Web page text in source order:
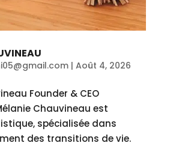
| Août 4, 2026
Founder & CEO
Chauvineau est
spécialisée dans
des transitions de vie.